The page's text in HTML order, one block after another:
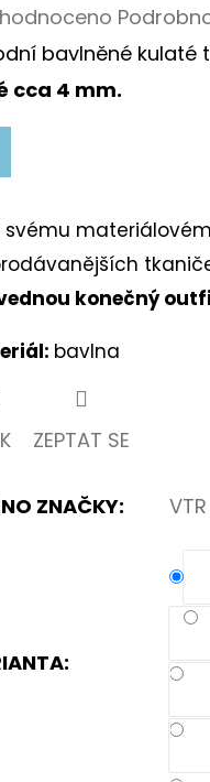
bavlněné kulaté
cca 4 mm.
svému
konečný
bavlna
ZEPTAT SE
ZNAČKY: